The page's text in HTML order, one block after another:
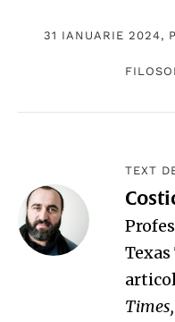
31 IANUARIE 2024,
TEXT
Times,